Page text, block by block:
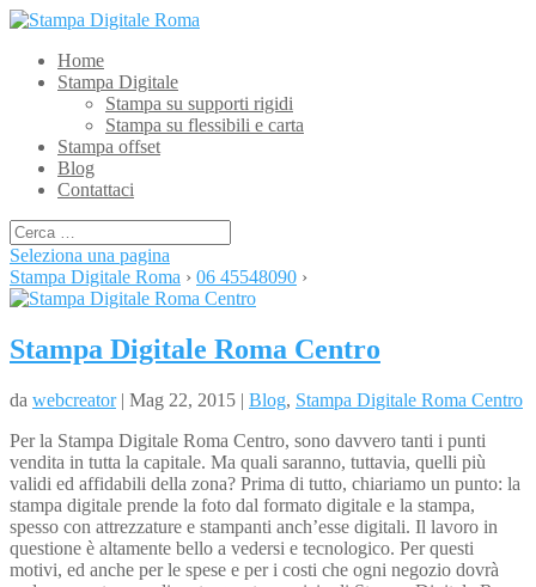
Home
Stampa Digitale
Stampa su supporti rigidi
Stampa su flessibili e carta
Stampa offset
Blog
Contattaci
Seleziona una pagina
Stampa Digitale Roma › 06 45548090 ›
Stampa Digitale Roma Centro
da webcreator| Mag 22, 2015 | Blog, Stampa Digitale Roma Centro
Per la Stampa Digitale Roma Centro, sono davvero tanti i punti
vendita in tutta la capitale. Ma quali saranno, tuttavia, quelli più
validi ed affidabili della zona? Prima di tutto, chiariamo un punto: la
stampa digitale prende la foto dal formato digitale e la stampa,
spesso con attrezzature e stampanti anch’esse digitali. Il lavoro in
questione è altamente bello a vedersi e tecnologico. Per questi
motivi, ed anche per le spese e per i costi che ogni negozio dovrà